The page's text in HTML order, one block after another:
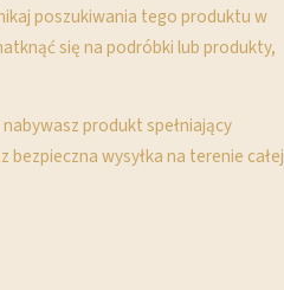
poszukiwania tego produktu w
się na podróbki lub produkty,
produkt spełniający
wysyłka na terenie całej